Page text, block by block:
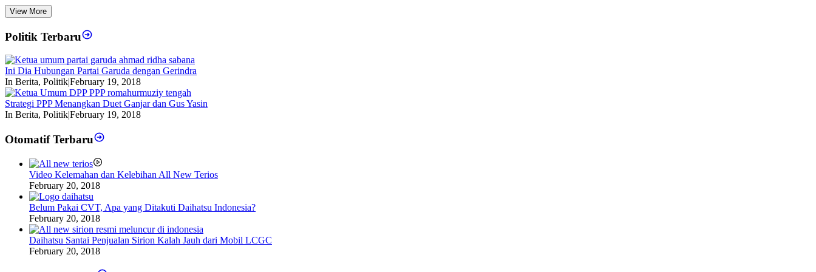
View More
Politik Terbaru
Ini Dia Hubungan Partai Garuda dengan Gerindra
In Berita, Politik|February 19, 2018
Strategi PPP Menangkan Duet Ganjar dan Gus Yasin
In Berita, Politik|February 19, 2018
Otomatif Terbaru
Video Kelemahan dan Kelebihan All New Terios
February 20, 2018
Belum Pakai CVT, Apa yang Ditakuti Daihatsu Indonesia?
February 20, 2018
Daihatsu Santai Penjualan Sirion Kalah Jauh dari Mobil LCGC
February 20, 2018